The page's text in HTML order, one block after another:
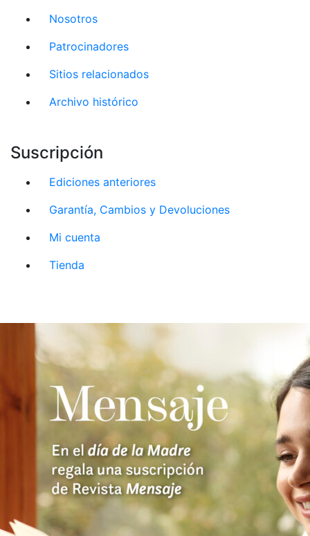
Nosotros
Patrocinadores
Sitios relacionados
Archivo histórico
Suscripción
Ediciones anteriores
Garantía, Cambios y Devoluciones
Mi cuenta
Tienda